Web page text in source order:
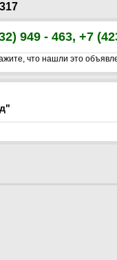
949 - 463, +7
что нашли это